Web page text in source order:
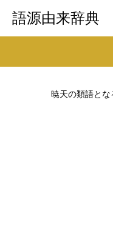
語源由来辞典
暁天の類語とな